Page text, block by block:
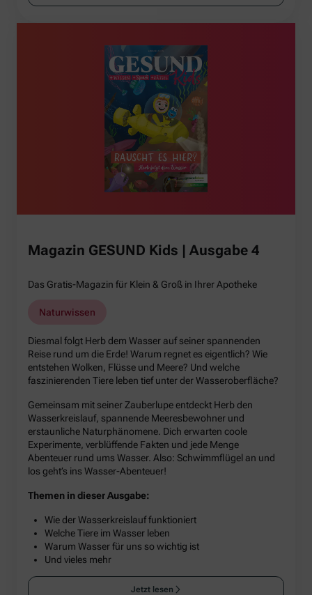
Magazin GESUND Kids | Ausgabe 4
Das Gratis-Magazin für Klein & Groß in Ihrer Apotheke
Naturwissen
Diesmal folgt Herb dem Wasser auf seiner spannenden
Reise rund um die Erde! Warum regnet es eigentlich? Wie
entstehen Wolken, Flüsse und Meere? Und welche
faszinierenden Tiere leben tief unter der Wasseroberfläche?
Gemeinsam mit seiner Zauberlupe entdeckt Herb den
Wasserkreislauf, spannende Meeresbewohner und
erstaunliche Naturphänomene. Dich erwarten coole
Experimente, verblüffende Fakten und jede Menge
Abenteuer rund ums Wasser. Also: Schwimmflügel an und
los geht’s ins Wasser-Abenteuer!
Themen in dieser Ausgabe:
Wie der Wasserkreislauf funktioniert
Welche Tiere im Wasser leben
Warum Wasser für uns so wichtig ist
Und vieles mehr
Jetzt lesen